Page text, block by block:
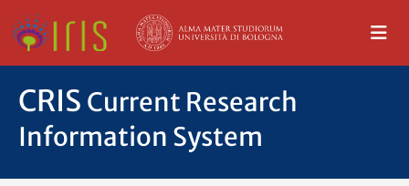
CRIS Current Research
Information System